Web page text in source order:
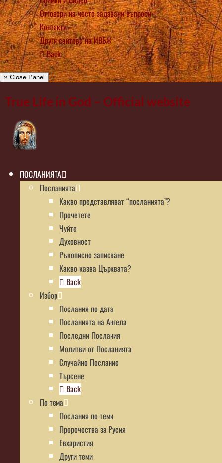
Отговори на често задавани въпроси
Контакти
Други сайтове на ИВБЖ
Back
× Close Panel
True Life in God – Official website
ПОСЛАНИЯТА
Посланията
Какво представляват “посланията”?
Прочетете
Чуйте
Духовност
Ръкописно записване
Какво казва Църквата?
Back
Избор
Послания по дата
Посланията на Ангела
Последни Послания
Молитви от Посланията
Случайно Послание
Търсене
Back
По тема
Послания по теми
Пророчества за Русия
Евхаристия
Други теми